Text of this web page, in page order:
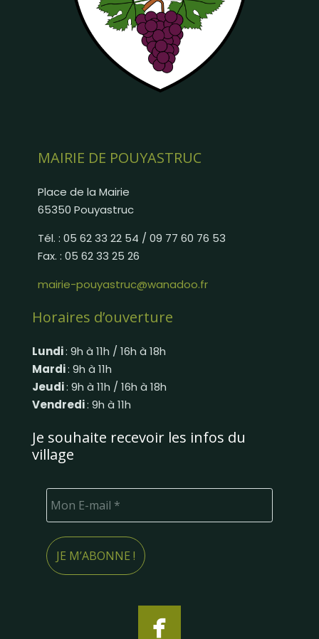
MAIRIE DE POUYASTRUC
Place de la Mairie
65350 Pouyastruc
Tél. : 05 62 33 22 54 / 09 77 60 76 53
Fax. : 05 62 33 25 26
mairie-pouyastruc@wanadoo.fr
Horaires d’ouverture
Lundi: 9h à 11h / 16h à 18h
Mardi: 9h à 11h
Jeudi: 9h à 11h / 16h à 18h
Vendredi: 9h à 11h
Je souhaite recevoir les infos du
village